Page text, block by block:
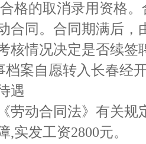
格的取消录用资格
合同。合同期满后
核情况决定是否续签
档案自愿转入长春经
遇
劳动合同法》有关
,实发工资2800元。